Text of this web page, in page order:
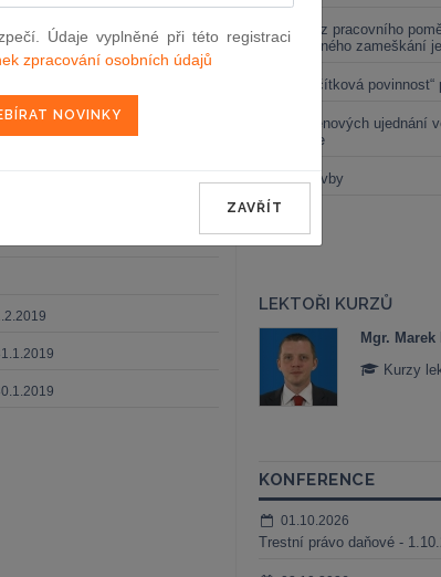
Výpověď z pracovního
neomluveného zameškání
Nová „tlačítková
Změna cenových ujednání
energetice
Černé stavby
LEKTOŘI KURZŮ
MCIArb
Mgr. Marek
Kurzy
KONFERENCE
01.10.2026
Trestní právo daňové -
Údaje vyplněné při této registraci
zpracování osobních údajů
ZAVŘÍT